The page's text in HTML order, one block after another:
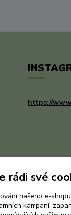
https://
rádi své
našeho e-
kampaní,